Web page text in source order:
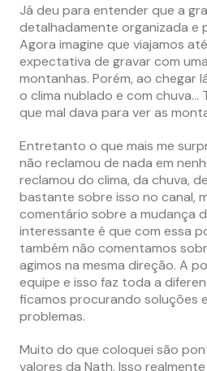
Já deu para entender que a
detalhadamente organizada e
Agora imagine que viajamos
expectativa de gravar com
montanhas. Porém, ao chegar
o clima nublado e com chuva…
que mal dava para ver as
Entretanto o que mais me
não reclamou de nada em
reclamou do clima, da chuva,
bastante sobre isso no canal,
comentário sobre a mudança
interessante é que com essa
também não comentamos
agimos na mesma direção. A
equipe e isso faz toda a
ficamos procurando soluções
problemas.
Muito do que coloquei são
valores da Nath. Isso